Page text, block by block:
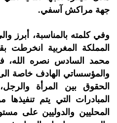
جهة مراكش آسفي.
وفي كلمته بالمناسبة، أبرز
المملكة المغربية انخرطت
محمد السادس نصره الله،
والمؤسساتي الهادف خاصة
الحقوق بين المرأة
المبادرات التي يتم
المحليين والدوليين على